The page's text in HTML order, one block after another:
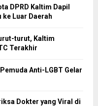
DPRD Kaltim Dapil
ke Luar Daerah
turut, Kaltim
Terakhir
Anti-LGBT Gelar
Dokter yang Viral di